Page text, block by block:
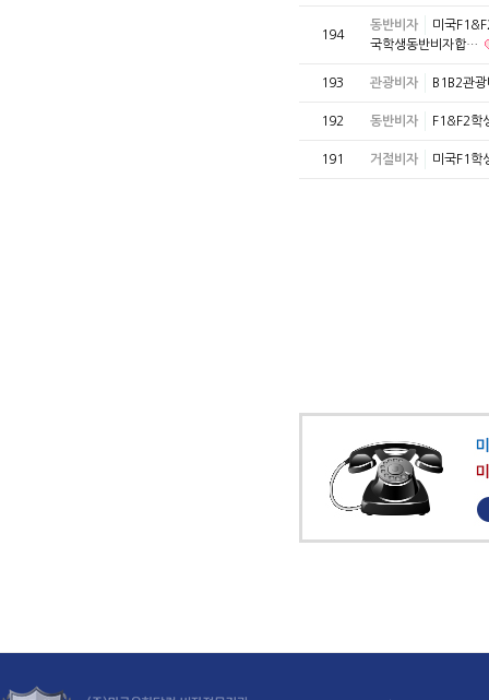
194
동반비자
미국
국학생동반비자합…
193 관광비자 B1B2관
192 동반비자 F1&F2학
191 거절비자 미국F1학